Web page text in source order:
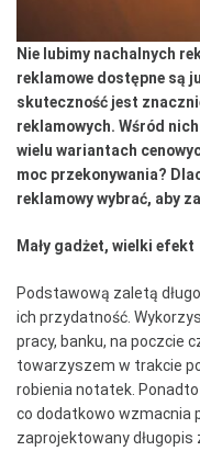
Nie lubimy nachalnych
reklamowe dostępne są
skuteczność jest
reklamowych. Wśród
wielu wariantach
moc przekonywania?
reklamowy wybrać, aby
Mały gadżet, wielki efekt
Podstawową zaletą
ich przydatność.
pracy, banku, na poczcie
towarzyszem w trakcie
robienia notatek.
co dodatkowo wzmacnia
zaprojektowany